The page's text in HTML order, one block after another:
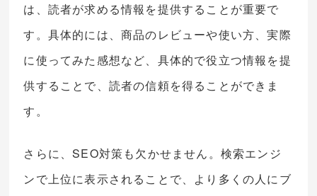
は、読者が求める情報を提供することが重要で
す。具体的には、商品のレビューや使い方、実際
に使ってみた感想など、具体的で役立つ情報を提
供することで、読者の信頼を得ることができま
す。
さらに、SEO対策も欠かせません。検索エンジ
ンで上位に表示されることで、より多くの人にブ